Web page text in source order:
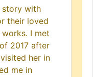
story with
their loved
I met
2017 after
her in
me in